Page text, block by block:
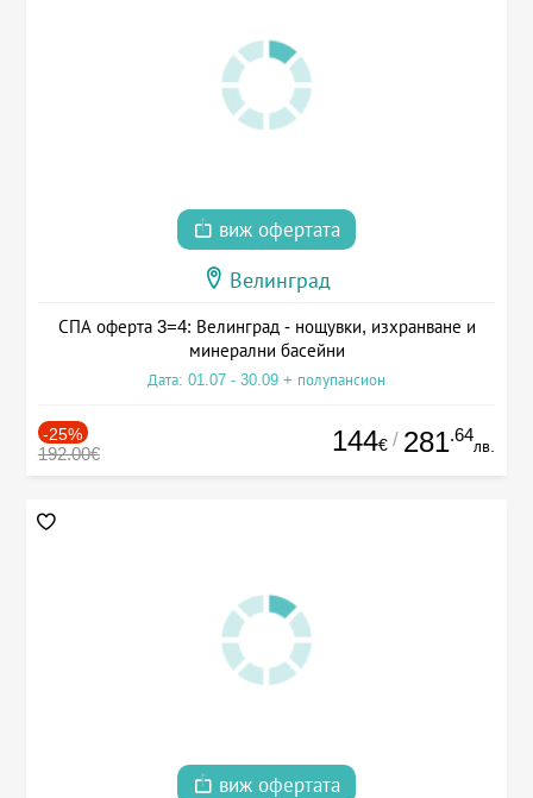
виж офертата
Велинград
СПА оферта 3=4: Велинград - нощувки, изхранване и
минерални басейни
Дата: 01.07 - 30.09 + полупансион
-25%
192.00€ 144€ / 281.64
лв.
виж офертата